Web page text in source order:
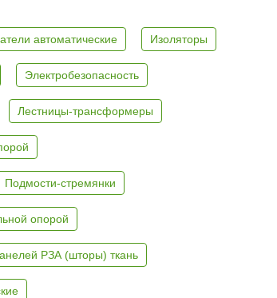
автоматические Изоляторы
Электробезопасность
Лестницы-трансформеры
Подмости-стремянки
опорой
РЗА (шторы) ткань